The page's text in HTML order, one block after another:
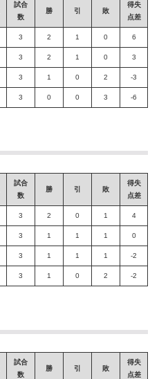
試合
数
勝 引 敗
得失
点差
3 2 1 0 6
3 2 1 0 3
3 1 0 2 -3
3 0 0 3 -6
試合
数
勝 引 敗
得失
点差
3 2 0 1 4
3 1 1 1 0
3 1 1 1 -2
3 1 0 2 -2
試合
数
勝 引 敗
得失
点差